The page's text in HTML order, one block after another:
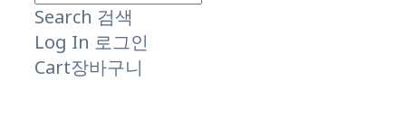
Search 검색
Log In 로그인
Cart장바구니